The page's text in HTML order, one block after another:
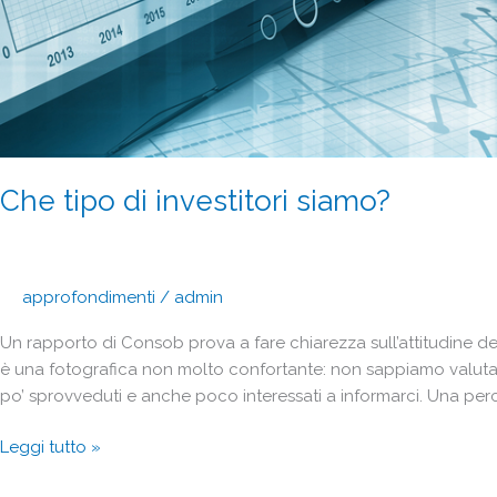
Che tipo di investitori siamo?
approfondimenti / admin
Un rapporto di Consob prova a fare chiarezza sull’attitudine
è una fotografica non molto confortante: non sappiamo
po’ sprovveduti e anche poco interessati a informarci. Una
Leggi tutto »